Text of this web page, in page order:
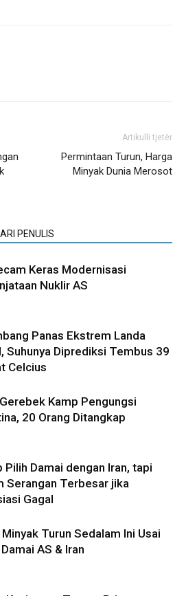
Artikulli tjetër
Permintaan Turun, Harga
Minyak Dunia Merosot
PENULIS
Keras Modernisasi
Nuklir AS
Panas Ekstrem Landa
Suhunya Diprediksi Tembus 39
Celcius
Kamp Pengungsi
20 Orang Ditangkap
Pilih Damai dengan Iran, tapi
Serangan Terbesar jika
Gagal
Turun Sedalam Ini Usai
AS & Iran